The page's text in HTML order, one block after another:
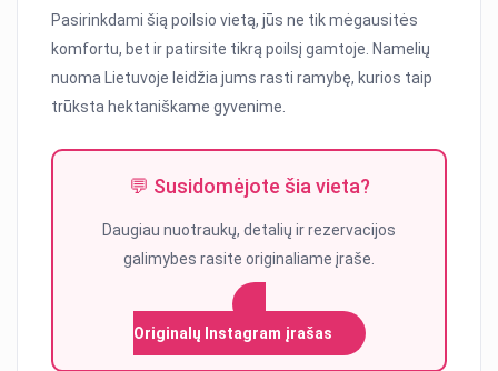
Pasirinkdami šią poilsio vietą, jūs ne tik mėgausitės
komfortu, bet ir patirsite tikrą poilsį gamtoje. Namelių
nuoma Lietuvoje leidžia jums rasti ramybę, kurios taip
trūksta hektaniškame gyvenime.
💬 Susidomėjote šia vieta?
Daugiau nuotraukų, detalių ir rezervacijos
galimybes rasite originaliame įraše.
Originalų Instagram įrašas